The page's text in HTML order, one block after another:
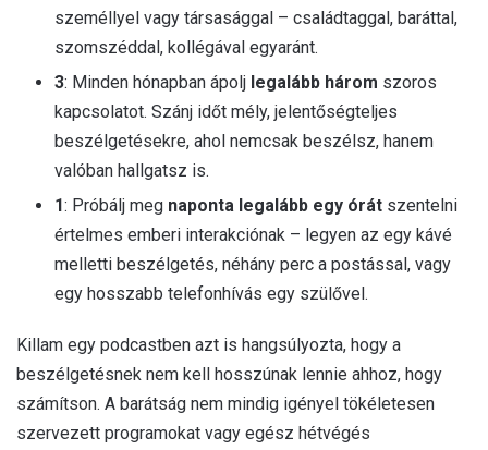
személlyel vagy társasággal – családtaggal, baráttal,
szomszéddal, kollégával egyaránt.
3: Minden hónapban ápolj legalább három szoros
kapcsolatot. Szánj időt mély, jelentőségteljes
beszélgetésekre, ahol nemcsak beszélsz, hanem
valóban hallgatsz is.
1: Próbálj meg naponta legalább egy órát szentelni
értelmes emberi interakciónak – legyen az egy kávé
melletti beszélgetés, néhány perc a postással, vagy
egy hosszabb telefonhívás egy szülővel.
Killam egy podcastben azt is hangsúlyozta, hogy a
beszélgetésnek nem kell hosszúnak lennie ahhoz, hogy
számítson. A barátság nem mindig igényel tökéletesen
szervezett programokat vagy egész hétvégés